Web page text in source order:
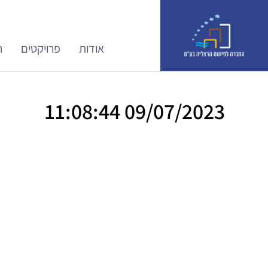
אודות פרויקטים
09/07/2023 11:08:44